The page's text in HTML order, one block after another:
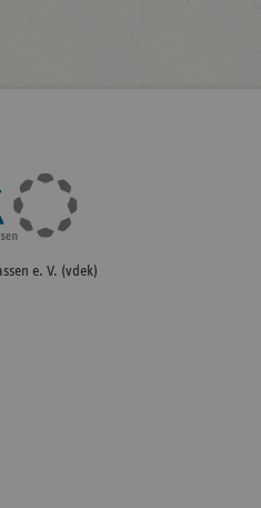
e. V. (vdek)